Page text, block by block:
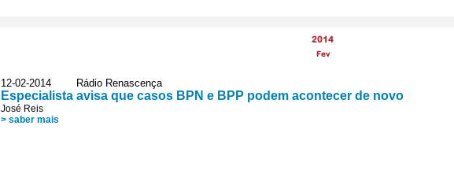
2014
Fev
12-02-2014 Rádio Renascença
Especialista avisa que casos BPN e BPP podem acontecer de novo
José Reis
> saber mais